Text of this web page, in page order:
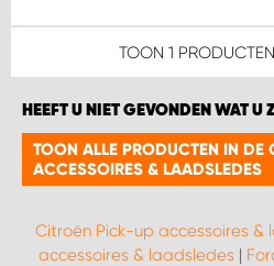
TOON 1 PRODUCTEN
HEEFT U NIET GEVONDEN WAT U
TOON ALLE PRODUCTEN IN DE
ACCESSOIRES & LAADSLEDES
Citroën Pick-up accessoires &
accessoires & laadsledes |
WORK SYSTEM NIEUWEGEIN
WORK SYSTEM NIEUWERKERK AAN DEN
WORK SYSTEM REEUWIJK